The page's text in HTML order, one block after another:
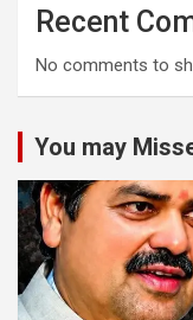
Recent
No comments to
You may